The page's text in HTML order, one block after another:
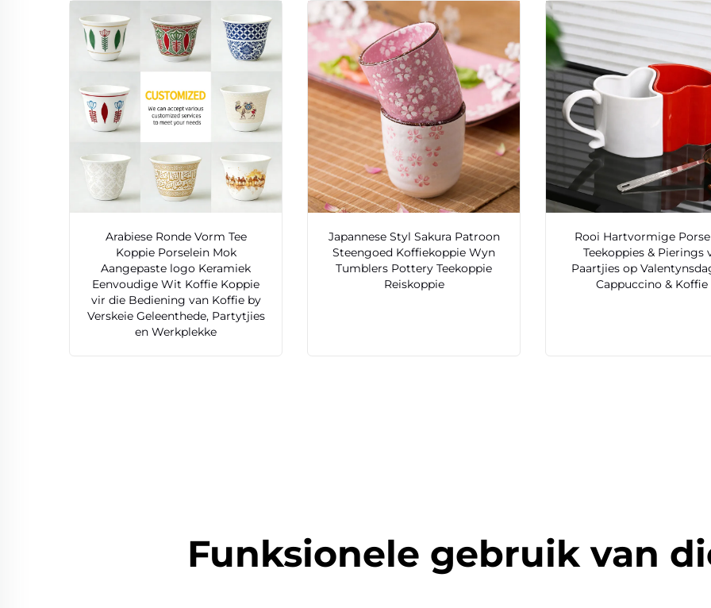
Arabiese Ronde Vorm Tee
Koppie Porselein Mok
Aangepaste logo Keramiek
Eenvoudige Wit Koffie Koppie
vir die Bediening van Koffie by
Verskeie Geleenthede, Partytjies
en Werkplekke
Japannese Styl Sakura Patroon
Steengoed Koffiekoppie Wyn
Tumblers Pottery Teekoppie
Reiskoppie
Rooi Hartvormige
Teekoppies & Pierings
Paartjies op
Cappuccino & Koffie
Funksionele gebruik van